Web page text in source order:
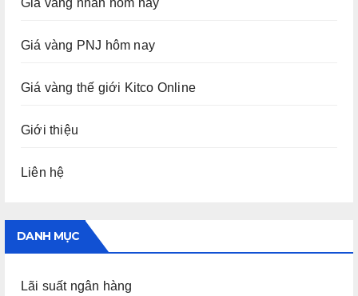
Giá vàng PNJ hôm nay
Giá vàng thế giới Kitco Online
Giới thiệu
Liên hệ
DANH MỤC
Lãi suất ngân hàng